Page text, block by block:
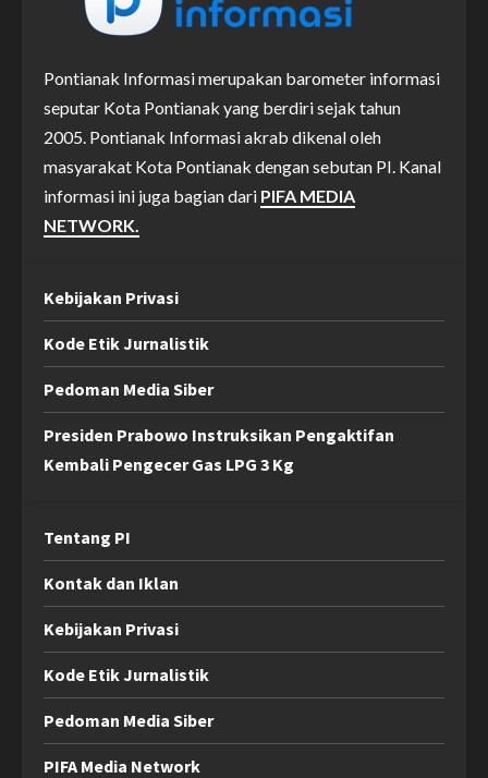
Pontianak Informasi merupakan barometer informasi
seputar Kota Pontianak yang berdiri sejak tahun
2005. Pontianak Informasi akrab dikenal oleh
masyarakat Kota Pontianak dengan sebutan PI. Kanal
informasi ini juga bagian dari PIFA MEDIA
NETWORK.
Kebijakan Privasi
Kode Etik Jurnalistik
Pedoman Media Siber
Presiden Prabowo Instruksikan Pengaktifan
Kembali Pengecer Gas LPG 3 Kg
Tentang PI
Kontak dan Iklan
Kebijakan Privasi
Kode Etik Jurnalistik
Pedoman Media Siber
PIFA Media Network